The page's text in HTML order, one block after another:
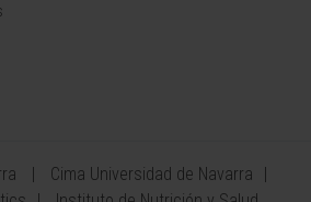
Cima Universidad de Navarra